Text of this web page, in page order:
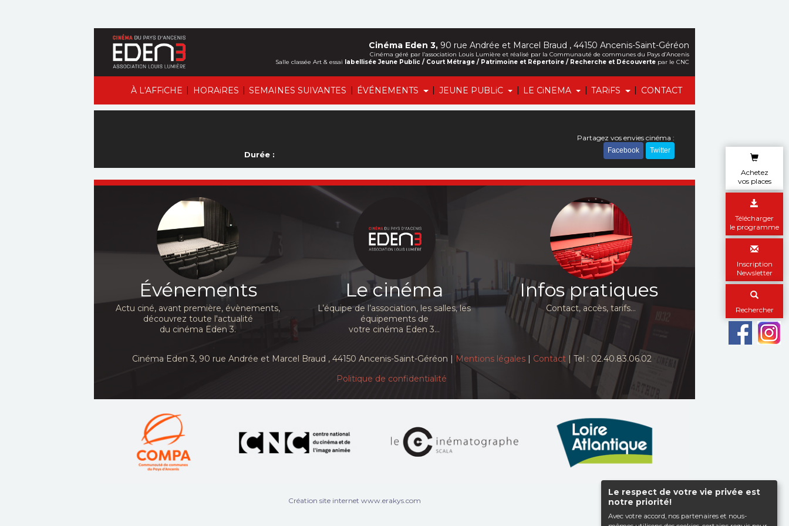
Le respect de votre vie privée est
notre priorité!
Avec votre accord, nos partenaires et nous-
À L'AFFiCHE | HORAiRES | SEMAINES SUIVANTES | ÉVÉNEMENTS | JEUNE PUBLiC | LE CiNEMA | TARiFS | CONTACT
Achetez
vos places
Télécharger
le programme
Inscription
Newsletter
Rechercher
Cinéma Eden 3, 90 rue Andrée et Marcel Braud , 44150 Ancenis-Saint-Géréon
Cinéma géré par l’association Louis Lumière et réalisé par la Communauté de communes du Pays d’Ancenis
Salle classée Art & essai labellisée Jeune Public / Court Métrage / Patrimoine et Répertoire / Recherche et Découverte par le CNC
Durée :
Partagez vos envies cinéma :
Facebook Twitter
Événements
Actu ciné, avant première, évènements,
découvrez toute l'actualité
du cinéma Eden 3.
Le cinéma
L’équipe de l’association, les salles, les
équipements de
votre cinéma Eden 3...
Infos pratiques
Contact, accès, tarifs…
Cinéma Eden 3, 90 rue Andrée et Marcel Braud , 44150 Ancenis-Saint-Géréon | Mentions légales| Contact| Tel : 02.40.83.06.02
Politique de confidentialité
Haut de page
Création site internet www.erakys.com